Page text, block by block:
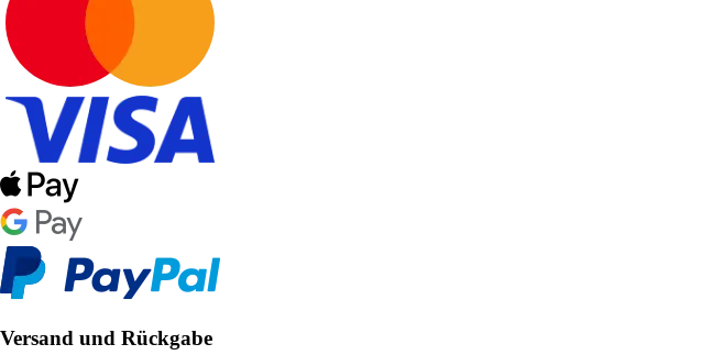
Versand und Rückgabe